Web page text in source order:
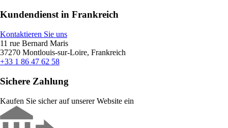
Kundendienst in Frankreich
Kontaktieren Sie uns
11 rue Bernard Maris
37270 Montlouis-sur-Loire, Frankreich
+33 1 86 47 62 58
Sichere Zahlung
Kaufen Sie sicher auf unserer Website ein